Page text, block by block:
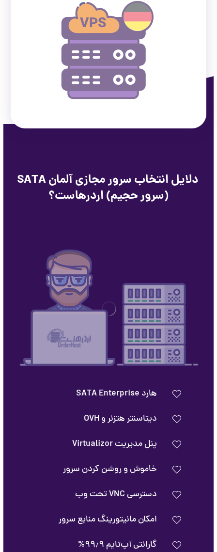
دلایل انتخاب سرور مجازی آلمان SATA
(سرور حجیم) اردرهاست؟
هارد SATA Enterprise
دیتاسنتر هتزنر و OVH
پنل مدیریت Virtualizor
خاموش و روشن کردن سرور
دسترسی VNC تحت وب
امکان مانیتورینگ منابع سرور
گارانتی آپ‌تایم ۹۹٫۹%